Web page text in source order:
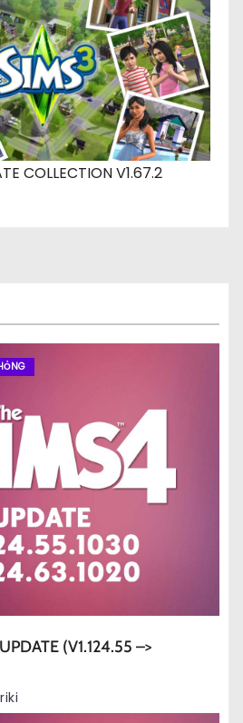
COLLECTION V1.67.2
(V1.124.55 –>